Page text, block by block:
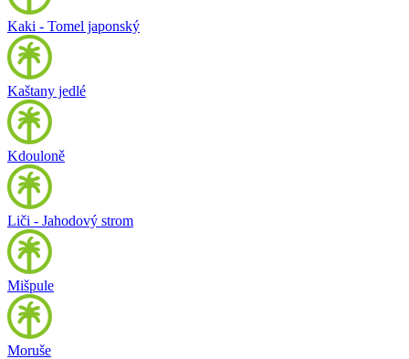
Kaki - Tomel japonský
Kaštany jedlé
Kdouloně
Liči - Jahodový strom
Mišpule
Moruše